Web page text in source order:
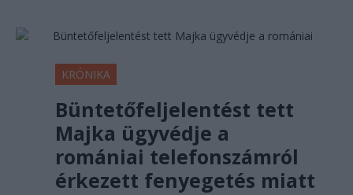
KRÓNIKA
Büntetőfeljelentést tett
Majka ügyvédje a
romániai telefonszámról
érkezett fenyegetés miatt